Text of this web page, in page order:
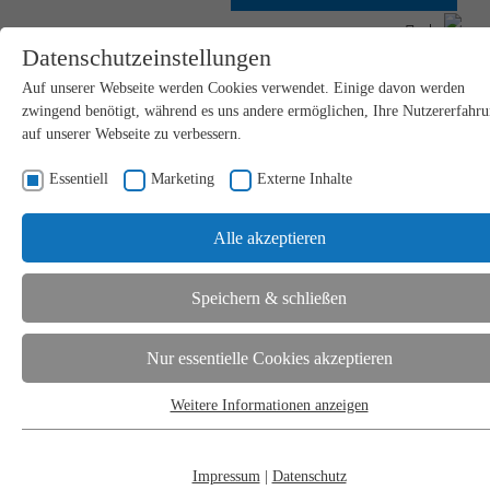
Suchformular
Suchen
2-SÄULEN
LABORPRESSEN
MANUELL
Produkte/ 2-Säulen Laborpressen
Datenschutzeinstellungen
Auf unserer Webseite werden Cookies verwendet. Einige davon werden
zwingend benötigt, während es uns andere ermöglichen, Ihre
auf unserer Webseite zu verbessern.
Essentiell Marketing Externe Inhalte
Alle akzeptieren
Speichern & schließen
Nur essentielle Cookies akzeptieren
benötigt. Dadurch ist gewährleistet, dass die Webseite einwandfrei
Weitere Informationen anzeigen
Impressum Datenschutz